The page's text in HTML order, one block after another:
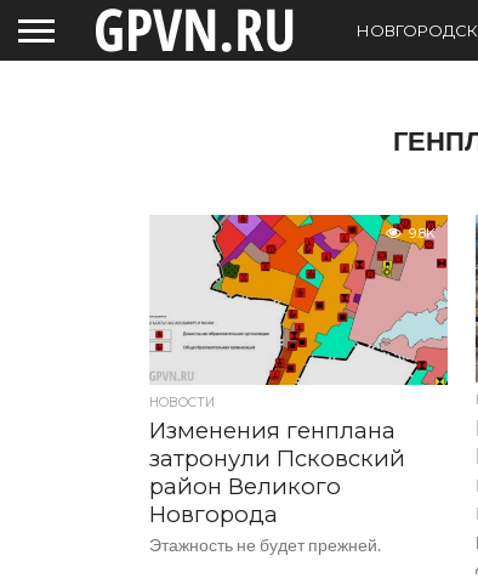
9.8K
НОВОСТИ
Изменения генплана
затронули Псковский
район Великого
Новгорода
Этажность не будет прежней.